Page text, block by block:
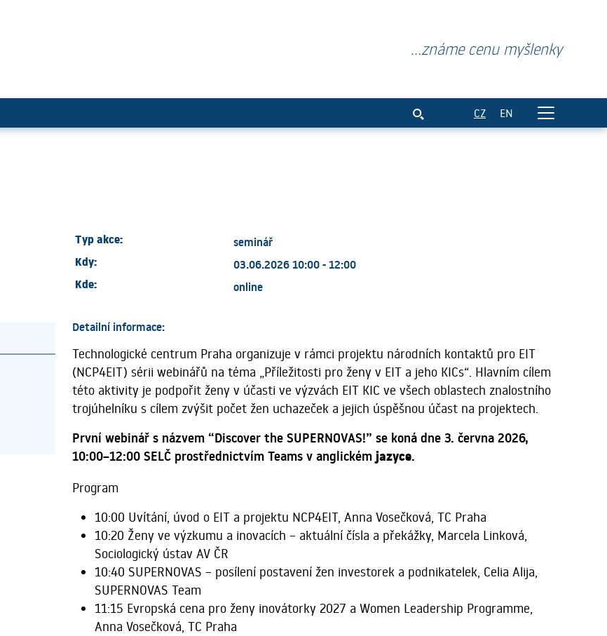
...známe cenu myšlenky
CZ EN
Typ akce: seminář
Kdy: 03.06.2026 10:00 - 12:00
Kde: online
Detailní informace:
Technologické centrum Praha organizuje v rámci projektu národních kontaktů pro EIT
(NCP4EIT) sérii webinářů na téma „Příležitosti pro ženy v EIT a jeho KICs“. Hlavním cílem
této aktivity je podpořit ženy v účasti ve výzvách EIT KIC ve všech oblastech znalostního
trojúhelníku s cílem zvýšit počet žen uchazeček a jejich úspěšnou účast na projektech.
První webinář s názvem “Discover the SUPERNOVAS!” se koná dne 3. června 2026,
10:00–12:00 SELČ prostřednictvím Teams v anglickémjazyce.
Program
10:00 Uvítání, úvod o EIT a projektu NCP4EIT, Anna Vosečková, TC Praha
10:20 Ženy ve výzkumu a inovacích – aktuální čísla a překážky, Marcela Linková,
Sociologický ústav AV ČR
10:40 SUPERNOVAS – posílení postavení žen investorek a podnikatelek, Celia Alija,
SUPERNOVAS Team
11:15 Evropská cena pro ženy inovátorky 2027 a Women Leadership Programme,
Anna Vosečková, TC Praha